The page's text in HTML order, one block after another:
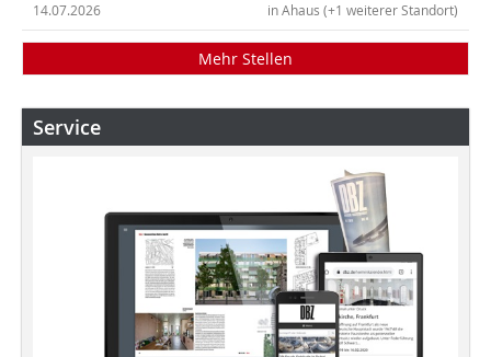
in Ahaus (+1 weiterer Standort)
14.07.2026
Mehr Stellen
Service